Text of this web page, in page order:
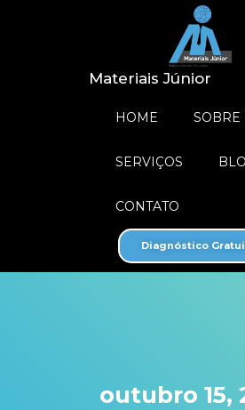
Materiais Júnior
HOME SOBRE
SERVIÇOS
CONTATO
Diagnóstico
outubro 15,